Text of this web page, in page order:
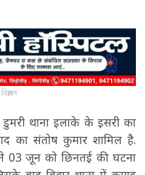
विज्ञापन
थाना इलाके के इसरी का
का संतोष कुमार शामिल है.
ने 03 जून को छिनतई की घटना